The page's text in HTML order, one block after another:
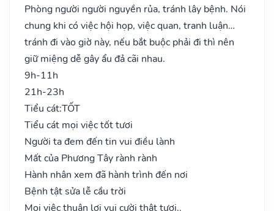
Phòng người người nguyền rủa, tránh lây bệnh. Nói
chung khi có việc hội họp, việc quan, tranh luận…
tránh đi vào giờ này, nếu bắt buộc phải đi thì nên
giữ miệng dễ gây ẩu đả cãi nhau.
9h-11h
21h-23h
Tiểu cát:TỐT
Tiểu cát mọi việc tốt tươi
Người ta đem đến tin vui điều lành
Mất của Phương Tây rành rành
Hành nhân xem đã hành trình đến nơi
Bệnh tật sửa lễ cầu trời
Mọi việc thuận lợi vui cười thật tươi..